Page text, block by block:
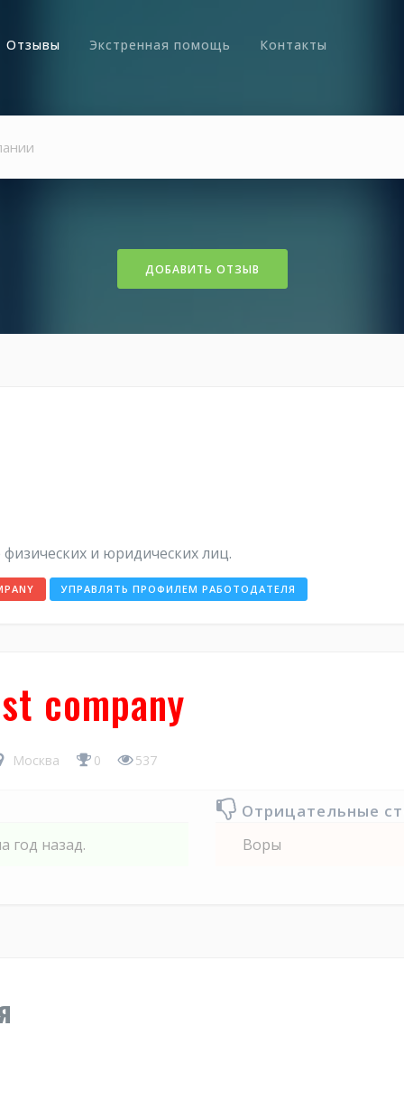
Отзывы Экстренная помощь Контакты
ДОБАВИТЬ ОТЗЫВ
и юридических лиц.
УПРАВЛЯТЬ ПРОФИЛЕМ РАБОТОДАТЕЛЯ
company
Москва 0 537
год назад.
Отрицательные
Воры